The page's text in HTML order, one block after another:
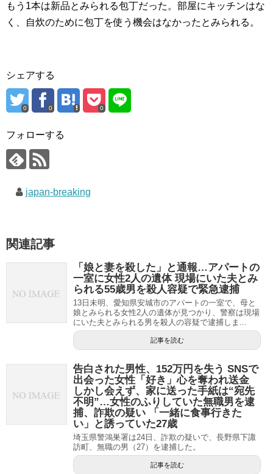
もう1本は新品とみられる包丁だった。部屋にキッチンはな
く、自炊のために包丁を使う機会はなかったとみられる。
シェアする
0 0 0
フォローする
japan-breaking
関連記事
「娘と妻を殺した」と通報…アパートの
一室に女性2人の遺体 現場にいた夫とみ
られる55歳男を殺人容疑で緊急逮捕
13日未明、愛知県安城市のアパートの一室で、母と
娘とみられる女性2人の遺体が見つかり、警察は現場
にいた夫とみられる男を殺人の容疑で逮捕しま...
記事を読む
告白された男性、152万円を失う SNSで
出会った女性「好き」心を奪われ送金
しかし会えず、家に送った手紙は“宛先
不明”…女性のふりしていた無職男を逮
捕、詐欺の疑い 「一緒に食事行きた
い」と誘っていた27歳
埼玉県警鴻巣署は24日、詐欺の疑いで、長野県下諏
訪町、無職の男（27）を逮捕した。
記事を読む